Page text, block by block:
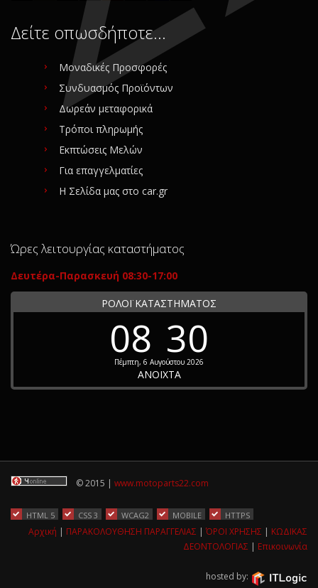
Δείτε οπωσδήποτε…
Μοναδικές Προσφορές
Συνδυασμός Προϊόντων
Δωρεάν μεταφορικά
Τρόποι πληρωμής
Εκπτώσεις Μελών
Για επαγγελματίες
Η Σελίδα μας στο car.gr
Ώρες λειτουργίας καταστήματος
Δευτέρα-Παρασκευή 08:30-17:00
ΡΟΛΟΪ ΚΑΤΑΣΤΗΜΑΤΟΣ
08 30
Πέμπτη, 6 Αυγούστου 2026
ΑΝΟΙΧΤΑ
© 2015 | www.motoparts22.com
HTML 5 CSS 3 WCAG2 MOBILE HTTPS
Αρχική ΠΑΡΑΚΟΛΟΥΘΗΣΗ ΠΑΡΑΓΓΕΛΙΑΣ |ΌΡΟΙ ΧΡΗΣΗΣ
ΚΩΔΙΚΑΣ
ΔΕΟΝΤΟΛΟΓΙΑΣ
Επικοινωνία
hosted by: